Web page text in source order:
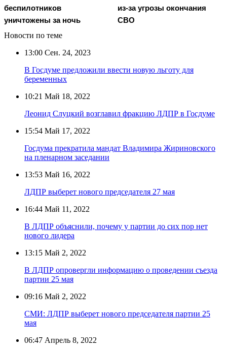
беспилотников
уничтожены за ночь
из-за угрозы окончания
СВО
Новости по теме
13:00 Сен. 24, 2023
В Госдуме предложили ввести новую льготу для
беременных
10:21 Май 18, 2022
Леонид Слуцкий возглавил фракцию ЛДПР в Госдуме
15:54 Май 17, 2022
Госдума прекратила мандат Владимира Жириновского
на пленарном заседании
13:53 Май 16, 2022
ЛДПР выберет нового председателя 27 мая
16:44 Май 11, 2022
В ЛДПР объяснили, почему у партии до сих пор нет
нового лидера
13:15 Май 2, 2022
В ЛДПР опровергли информацию о проведении съезда
партии 25 мая
09:16 Май 2, 2022
СМИ: ЛДПР выберет нового председателя партии 25
мая
06:47 Апрель 8, 2022